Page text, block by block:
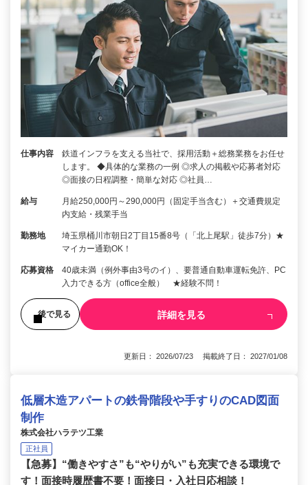
仕事内容
鉄道インフラを支える当社で、採用活動＋総務業務をお任せ
します。 ◆具体的な業務の一例 ◎求人の掲載や応募者対応
◎面接の日程調整・簡単な対応 ◎社員…
給与
月給250,000円～290,000円（固定手当含む）＋交通費規定
内支給・残業手当
勤務地
埼玉県桶川市朝日2丁目15番8号（「北上尾駅」徒歩7分）★
マイカー通勤OK！
応募資格
40歳未満（例外事由3号のイ）、要普通自動車運転免許、PC
入力できる方（office全般） ★経験不問！
後で見る 詳細を見る
更新日： 2026/07/23 掲載終了日： 2027/01/08
低層木造アパートの鉄骨階段や手すりのCAD図面
制作
株式会社ハラテツ工業
正社員
【急募】“働きやすさ”も“やりがい”も充実できる環境で
す！面接時履歴書不要！面接日・入社日応相談！